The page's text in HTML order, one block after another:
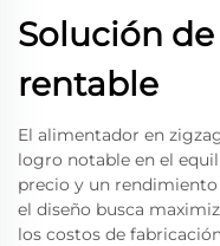
Solución
rentable
El alimentador en
logro notable en el
precio y un
el diseño busca
los costos de